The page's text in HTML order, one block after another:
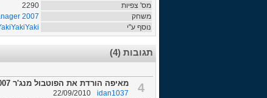
מס' צפיות
2290
משחק
2007
נוסף ע"י
תגובות (4)
4 מאיפה הורדת את הפוטבול מנג'ר 2007
idan1037
22/09/2010